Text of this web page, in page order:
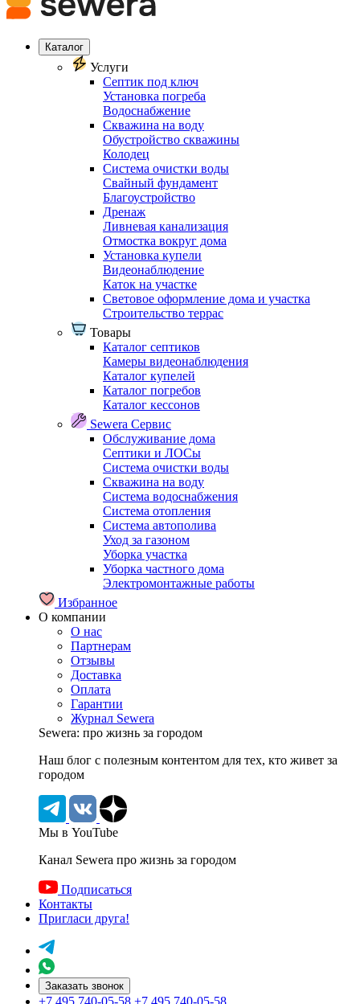
Каталог
Услуги
Септик под ключ
Установка погреба
Водоснабжение
Скважина на воду
Обустройство скважины
Колодец
Система очистки воды
Свайный фундамент
Благоустройство
Дренаж
Ливневая канализация
Отмостка вокруг дома
Установка купели
Видеонаблюдение
Каток на участке
Световое оформление дома и участка
Строительство террас
Товары
Каталог септиков
Камеры видеонаблюдения
Каталог купелей
Каталог погребов
Каталог кессонов
Sewera Сервис
Обслуживание дома
Септики и ЛОСы
Система очистки воды
Скважина на воду
Система водоснабжения
Система отопления
Система автополива
Уход за газоном
Уборка участка
Уборка частного дома
Электромонтажные работы
Избранное
О компании
О нас
Партнерам
Отзывы
Доставка
Оплата
Гарантии
Журнал Sewera
Sewera: про жизнь за городом
Наш блог c полезным контентом для тех, кто живет за
городом
Мы в YouTube
Канал Sewera про жизнь за городом
Подписаться
Контакты
Пригласи друга!
Заказать звонок
+7 495 740-05-58 +7 495 740-05-58